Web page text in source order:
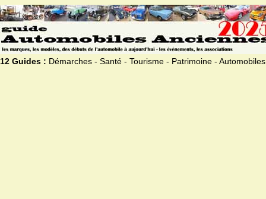
12 Guides : Démarches - Santé - Tourisme - Patrimoine - Automobiles